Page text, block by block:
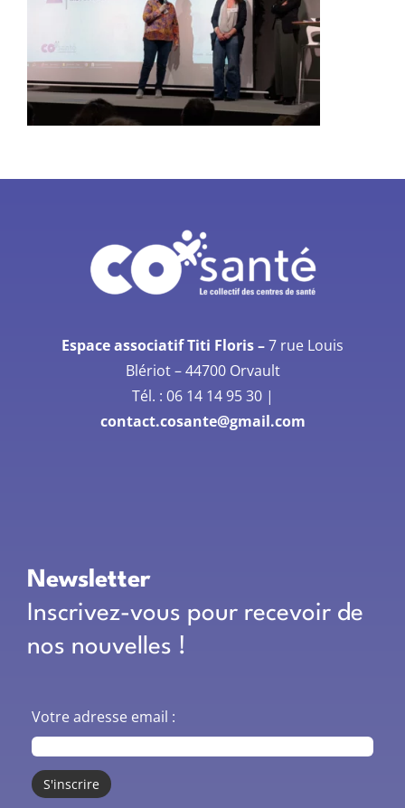
Espace associatif Titi Floris –7 rue Louis
Blériot –44700 Orvault
Tél. : 06 14 14 95 30|
contact.cosante@gmail.com
Newsletter
Inscrivez-vous pour recevoir de
nos nouvelles !
Votre adresse email :